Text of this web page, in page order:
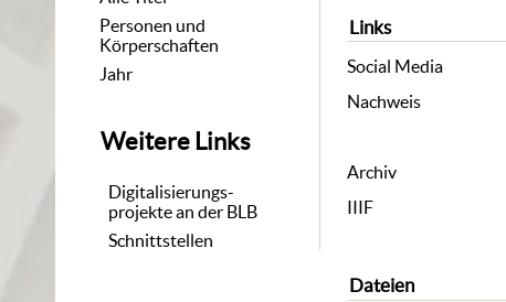
Personen und
Körperschaften
Jahr
Weitere Links
Digitalisierungs-
projekte an der BLB
Schnittstellen
Links
Social Media
Nachweis
Archiv
IIIF
Dateien